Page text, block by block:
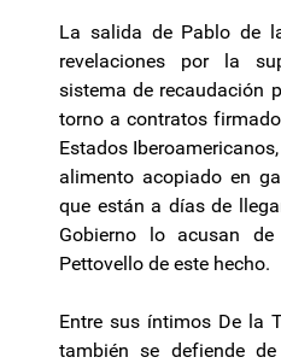
La salida de Pablo de
revelaciones por la
sistema de recaudación
torno a contratos
Estados
alimento acopiado en
que están a días de
Gobierno lo acusan
Pettovello de este hecho.
Entre sus íntimos De la
también se defiende